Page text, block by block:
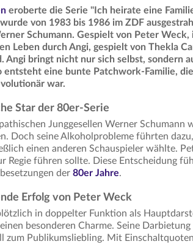
eroberte die Serie "Ich heirate eine
von 1983 bis 1986 im ZDF
Schumann. Gespielt von Peter
Leben durch Angi, gespielt von Thekla
Angi bringt nicht nur sich selbst, sondern
entsteht eine bunte Patchwork-Familie,
war.
Star der 80er-Serie
Junggesellen Werner
Doch seine Alkoholprobleme führten
einen anderen Schauspieler wählte.
Regie führen sollte. Diese Entscheidung
der 80er Jahre.
Erfolg von Peter Weck
in doppelter Funktion als
besonderen Charme. Seine
zum Publikumsliebling. Mit